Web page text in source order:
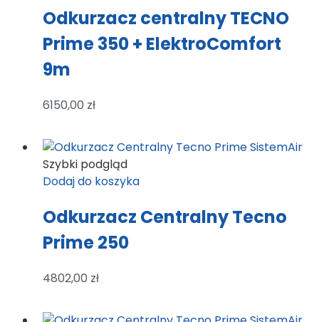
Odkurzacz centralny TECNO
Prime 350 + ElektroComfort
9m
6150,00 zł
Szybki podgląd
Dodaj do koszyka
Odkurzacz Centralny Tecno
Prime 250
4802,00 zł